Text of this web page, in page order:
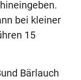
bei kleiner
15
Bärlauch